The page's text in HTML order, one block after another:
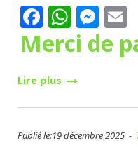
Facebook
Merci de
Lire plus
Publié le:19 décembre 2025 -